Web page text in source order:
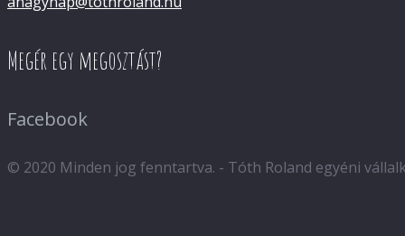
Megér egy megosztást?
Facebook
© 2020 Minden jog fenntartva. - Tóth Roland egyéni